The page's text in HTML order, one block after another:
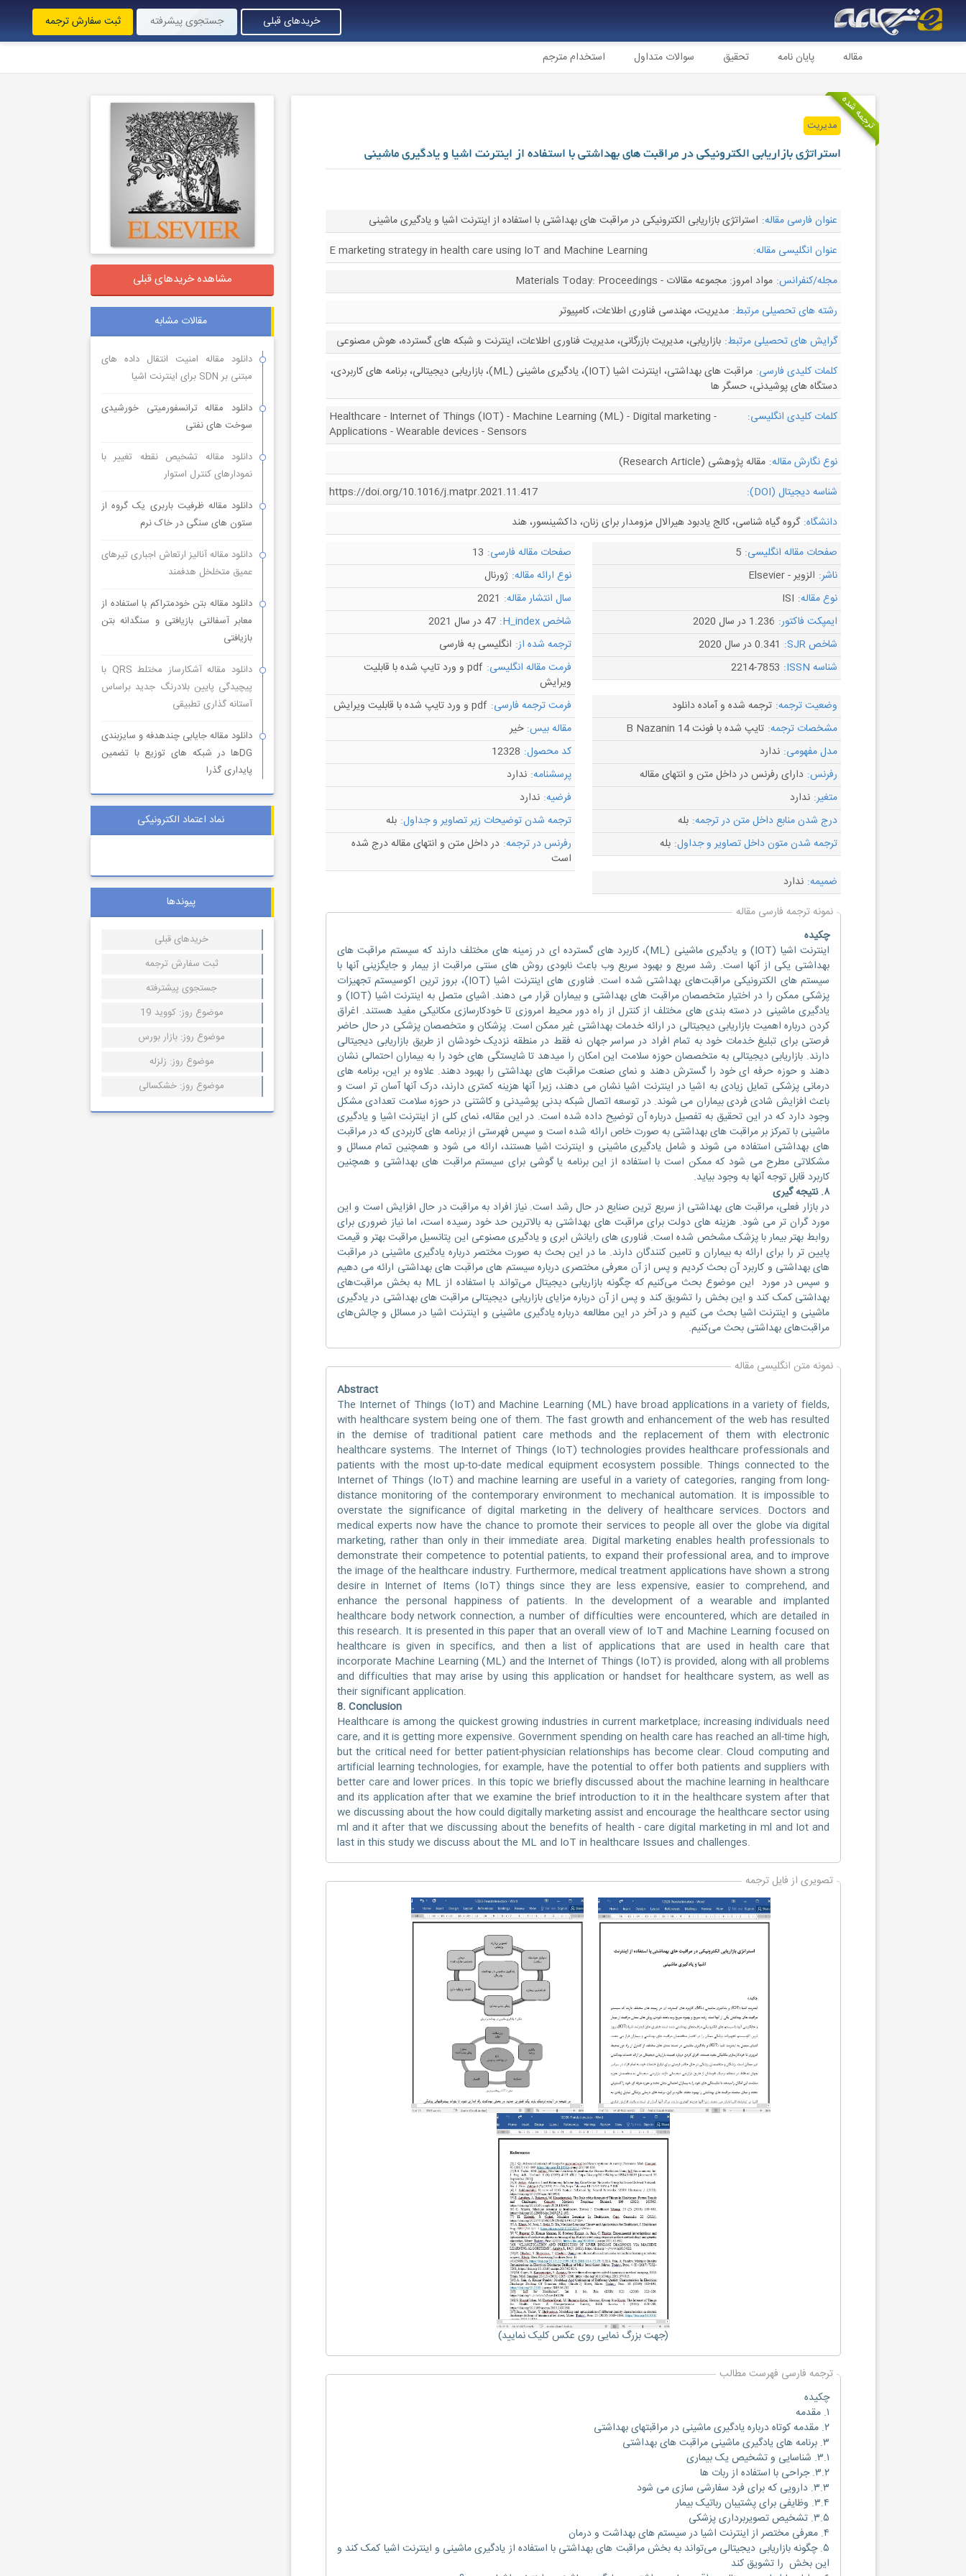
خریدهای قبلی جستجوی پیشرفته ثبت سفارش ترجمه
مقاله پایان نامه تحقیق سوالات متداول استخدام مترجم
ترجمه شدهمدیریت
استراتژی بازاریابی الکترونیکی در مراقبت های بهداشتی با استفاده از اینترنت اشیا و یادگیری ماشینی
عنوان فارسی مقاله: استراتژی بازاریابی الکترونیکی در مراقبت های بهداشتی با استفاده از اینترنت اشیا و یادگیری ماشینی
عنوان انگلیسی مقاله:
E marketing strategy in health care using IoT and Machine Learning
مجله/کنفرانس: مواد امروز: مجموعه مقالات - Materials Today: Proceedings
رشته های تحصیلی مرتبط: مدیریت، مهندسی فناوری اطلاعات، کامپیوتر
گرایش های تحصیلی مرتبط: بازاریابی، مدیریت بازرگانی، مدیریت فناوری اطلاعات، اینترنت و شبکه های گسترده، هوش مصنوعی
کلمات کلیدی فارسی:
مراقبت های بهداشتی، اینترنت اشیا (IOT)، یادگیری ماشینی (ML)، بازاریابی دیجیتالی، برنامه های کاربردی،
دستگاه های پوشیدنی، حسگر ها
کلمات کلیدی انگلیسی:
Healthcare - Internet of Things (IOT) - Machine Learning (ML) - Digital marketing -
Applications - Wearable devices - Sensors
نوع نگارش مقاله: مقاله پژوهشی (Research Article)
شناسه دیجیتال (DOI):
https://doi.org/10.1016/j.matpr.2021.11.417
دانشگاه: گروه گیاه شناسی، کالج یادبود هیرالال مزومدار برای زنان، داکشینسور، هند
صفحات مقاله انگلیسی: 5 صفحات مقاله فارسی: 13
ناشر: الزویر - Elsevier نوع ارائه مقاله: ژورنال
نوع مقاله: ISI سال انتشار مقاله: 2021
ایمپکت فاکتور: 1.236 در سال 2020 شاخص H_index:
47 در سال 2021
شاخص SJR:
0.341 در سال 2020 ترجمه شده از: انگلیسی به فارسی
شناسه ISSN:
2214-7853 فرمت مقاله انگلیسی:
pdf و ورد تایپ شده با قابلیت
ویرایش
وضعیت ترجمه: ترجمه شده و آماده دانلود فرمت ترجمه فارسی: pdf و ورد تایپ شده با قابلیت ویرایش
مشخصات ترجمه: تایپ شده با فونت B Nazanin 14 مقاله بیس: خیر
مدل مفهومی: ندارد کد محصول: 12328
رفرنس: دارای رفرنس در داخل متن و انتهای مقاله پرسشنامه: ندارد
متغیر: ندارد فرضیه: ندارد
درج شدن منابع داخل متن در ترجمه: بله ترجمه شدن توضیحات زیر تصاویر و جداول: بله
ترجمه شدن متون داخل تصاویر و جداول: بله رفرنس در ترجمه: در داخل متن و انتهای مقاله درج شده
است
ضمیمه: ندارد
نمونه ترجمه فارسی مقاله
چکیده
اینترنت اشیا (IOT) و یادگیری ماشینی (ML)، کاربرد های گسترده ای در زمینه های مختلف دارند که سیستم مراقبت های
بهداشتی یکی از آنها است. رشد سریع و بهبود سریع وب باعث نابودی روش های سنتی مراقبت از بیمار و جایگزینی آنها با
سیستم های الکترونیکی مراقبت‌های بهداشتی شده است. فناوری های اینترنت اشیا (IOT)، بروز ترین اکوسیستم تجهیزات
پزشکی ممکن را در اختیار متخصصان مراقبت های بهداشتی و بیماران قرار می دهند. اشیای متصل به اینترنت اشیا (IOT) و
یادگیری ماشینی در دسته بندی های مختلف از کنترل از راه دور محیط امروزی تا خودکارسازی مکانیکی مفید هستند. اغراق
کردن درباره اهمیت بازاریابی دیجیتالی در ارائه خدمات بهداشتی غیر ممکن است. پزشکان و متخصصان پزشکی در حال حاضر
فرصتی برای تبلیغ خدمات خود به تمام افراد در سراسر جهان نه فقط در منطقه نزدیک خودشان از طریق بازاریابی دیجیتالی
دارند. بازاریابی دیجیتالی به متخصصان حوزه سلامت این امکان را میدهد تا شایستگی های خود را به بیماران احتمالی نشان
دهند و حوزه حرفه ای خود را گسترش دهند و نمای صنعت مراقبت های بهداشتی را بهبود دهند. علاوه بر این، برنامه های
درمانی پزشکی تمایل زیادی به اشیا در اینترنت اشیا نشان می دهند، زیرا آنها هزینه کمتری دارند، درک آنها آسان تر است و
باعث افزایش شادی فردی بیماران می شوند. در توسعه اتصال شبکه بدنی پوشیدنی و کاشتنی در حوزه سلامت تعدادی مشکل
وجود دارد که در این تحقیق به تفصیل درباره آن توضیح داده شده است. در این مقاله، نمای کلی از اینترنت اشیا و یادگیری
ماشینی با تمرکز بر مراقبت های بهداشتی به صورت خاص ارائه شده است و سپس فهرستی از برنامه های کاربردی که در مراقبت
های بهداشتی استفاده می شوند و شامل یادگیری ماشینی و اینترنت اشیا هستند، ارائه می شود و همچنین تمام مسائل و
مشکلاتی مطرح می شود که ممکن است با استفاده از این برنامه یا گوشی برای سیستم مراقبت های بهداشتی و همچنین
کاربرد قابل توجه آنها به وجود بیاید.
۸. نتیجه گیری
در بازار فعلی، مراقبت های بهداشتی از سریع ترین صنایع در حال رشد است. نیاز افراد به مراقبت در حال افزایش است و این
مورد گران تر می شود. هزینه های دولت برای مراقبت های بهداشتی به بالاترین حد خود رسیده است، اما نیاز ضروری برای
روابط بهتر بیمار با پزشک مشخص شده است. فناوری های رایانش ابری و یادگیری مصنوعی این پتانسیل مراقبت بهتر و قیمت
پایین تر را برای ارائه به بیماران و تامین کنندگان دارند. ما در این بحث به صورت مختصر درباره یادگیری ماشینی در مراقبت
های بهداشتی و کاربرد آن بحث کردیم و پس از آن معرفی مختصری درباره سیستم های مراقبت های بهداشتی ارائه می دهیم
و سپس در مورد این موضوع بحث می‌کنیم که چگونه بازاریابی دیجیتال می‌تواند با استفاده از ML به بخش مراقبت‌های
بهداشتی کمک کند و این بخش را تشویق کند و پس از آن درباره مزایای بازاریابی دیجیتالی مراقبت های بهداشتی در یادگیری
ماشینی و اینترنت اشیا بحث می کنیم و در آخر در این مطالعه درباره یادگیری ماشینی و اینترنت اشیا در مسائل و چالش‌های
مراقبت‌های بهداشتی بحث می‌کنیم.
نمونه متن انگلیسی مقاله
Abstract
The Internet of Things (IoT) and Machine Learning (ML) have broad applications in a variety of fields,
with healthcare system being one of them. The fast growth and enhancement of the web has resulted
in the demise of traditional patient care methods and the replacement of them with electronic
healthcare systems. The Internet of Things (IoT) technologies provides healthcare professionals and
patients with the most up-to-date medical equipment ecosystem possible. Things connected to the
Internet of Things (IoT) and machine learning are useful in a variety of categories, ranging from long-
distance monitoring of the contemporary environment to mechanical automation. It is impossible to
overstate the significance of digital marketing in the delivery of healthcare services. Doctors and
medical experts now have the chance to promote their services to people all over the globe via digital
marketing, rather than only in their immediate area. Digital marketing enables health professionals to
demonstrate their competence to potential patients, to expand their professional area, and to improve
the image of the healthcare industry. Furthermore, medical treatment applications have shown a strong
desire in Internet of Items (IoT) things since they are less expensive, easier to comprehend, and
enhance the personal happiness of patients. In the development of a wearable and implanted
healthcare body network connection, a number of difficulties were encountered, which are detailed in
this research. It is presented in this paper that an overall view of IoT and Machine Learning focused on
healthcare is given in specifics, and then a list of applications that are used in health care that
incorporate Machine Learning (ML) and the Internet of Things (IoT) is provided, along with all problems
and difficulties that may arise by using this application or handset for healthcare system, as well as
their significant application.
8. Conclusion
Healthcare is among the quickest growing industries in current marketplace; increasing individuals need
care, and it is getting more expensive. Government spending on health care has reached an all-time high,
but the critical need for better patient-physician relationships has become clear. Cloud computing and
artificial learning technologies, for example, have the potential to offer both patients and suppliers with
better care and lower prices. In this topic we briefly discussed about the machine learning in healthcare
and its application after that we examine the brief introduction to it in the healthcare system after that
we discussing about the how could digitally marketing assist and encourage the healthcare sector using
ml and it after that we discussing about the benefits of health - care digital marketing in ml and Iot and
last in this study we discuss about the ML and IoT in healthcare Issues and challenges.
تصویری از فایل ترجمه
(جهت بزرگ نمایی روی عکس کلیک نمایید)
ترجمه فارسی فهرست مطالب
چکیده
۱. مقدمه
۲. مقدمه کوتاه درباره یادگیری ماشینی در مراقبتهای بهداشتی
۳. برنامه های یادگیری ماشینی مراقبت های بهداشتی
۳.۱. شناسایی و تشخیص یک بیماری
۳.۲. جراحی با استفاده از ربات ها
۳.۳. دارویی که برای فرد سفارشی سازی می شود
۳.۴. وظایفی برای پشتیبان رباتیک بیمار
۳.۵. تشخیص تصویربرداری پزشکی
۴. معرفی مختصر از اینترنت اشیا در سیستم های بهداشت و درمان
۵. چگونه بازاریابی دیجیتالی می‌تواند به بخش مراقبت های بهداشتی با استفاده از یادگیری ماشینی و اینترنت اشیا کمک کند و
این بخش را تشویق کند
مشاهده خریدهای قبلی
مقالات مشابه
دانلود مقاله امنیت انتقال داده های
مبتنی بر SDN برای اینترنت اشیا
دانلود مقاله ترانسفورمیتی خورشیدی
سوخت های نفتی
دانلود مقاله تشخیص نقطه تغییر با
نمودارهای کنترل استوار
دانلود مقاله ظرفیت باربری یک گروه از
ستون های سنگی در خاک نرم
دانلود مقاله آنالیز ارتعاش اجباری تیرهای
عمیق متخلخل هدفمند
دانلود مقاله بتن خودمتراکم با استفاده از
معابر آسفالتی بازیافتی و سنگدانه بتن
بازیافتی
دانلود مقاله آشکارساز مختلط QRS با
پیچیدگی پایین بلادرنگ جدید براساس
آستانه گذاری تطبیقی
دانلود مقاله جایابی چندهدفه و سایزبندی
DGها در شبکه های توزیع با تضمین
پایداری گذرا
نماد اعتماد الکترونیکی
پیوندها
خریدهای قبلی
ثبت سفارش ترجمه
جستجوی پیشترفته
موضوع روز: کووید 19
موضوع روز: بازار بورس
موضوع روز: زلزله
موضوع روز: خشکسالی